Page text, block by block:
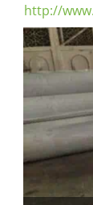
http://